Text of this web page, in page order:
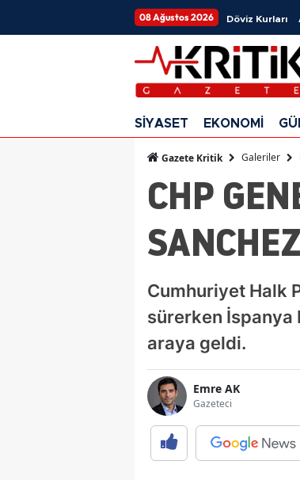
08 Ağustos 2026 Döviz Kurları
SİYASET EKONOMİ
Gazete Kritik Galeriler
CHP
Cumhuriyet Halk
sürerken İspanya
araya geldi.
Emre AK
Gazeteci